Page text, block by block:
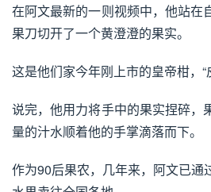
在阿文最新的一则视频中，他站在
果刀切开了一个黄澄澄的果实。
这是他们家今年刚上市的皇帝柑，
说完，他用力将手中的果实捏碎，
量的汁水顺着他的手掌滴落而下。
作为90后果农，几年来，阿文已通